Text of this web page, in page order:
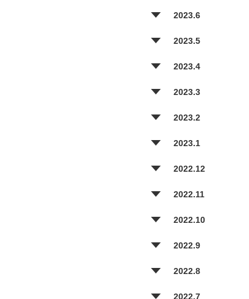
2023.6
2023.5
2023.4
2023.3
2023.2
2023.1
2022.12
2022.11
2022.10
2022.9
2022.8
2022.7